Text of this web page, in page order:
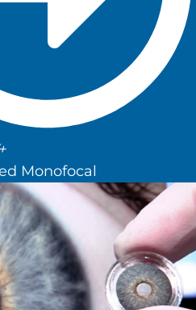
Monofocal